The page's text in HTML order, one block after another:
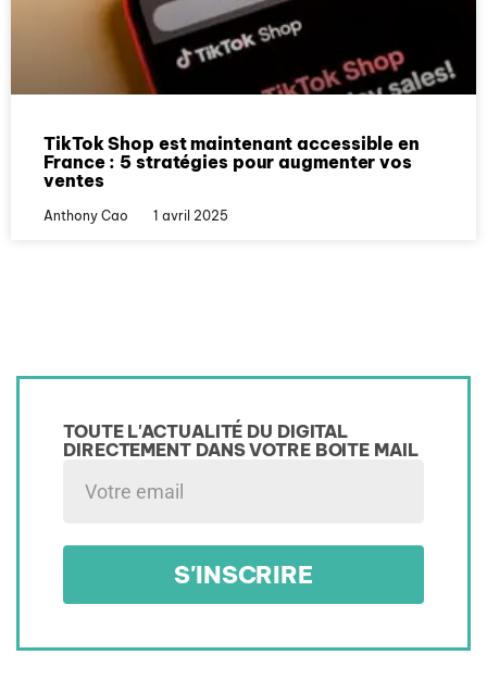
TikTok Shop est maintenant accessible en
France : 5 stratégies pour augmenter vos
ventes
Anthony Cao 1 avril 2025
TOUTE L'ACTUALITÉ DU DIGITAL
DIRECTEMENT DANS VOTRE BOITE MAIL​
S'INSCRIRE